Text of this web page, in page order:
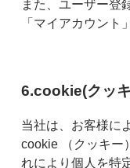
また、ユーザー登
「マイアカウント
6.cookie(クッ
当社は、お客様に
cookie （クッキー
れにより個人を特